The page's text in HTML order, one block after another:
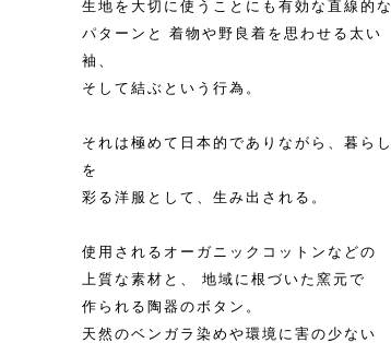
生地を大切に使うことにも有効な直線的な
パターンと 着物や野良着を思わせる太い
袖、
そして結ぶという行為。
それは極めて日本的でありながら、暮らし
を
彩る洋服として、生み出される。
使用されるオーガニックコットンなどの
上質な素材と、 地域に根づいた窯元で
作られる陶器のボタン。
天然のベンガラ染めや環境に害の少ない